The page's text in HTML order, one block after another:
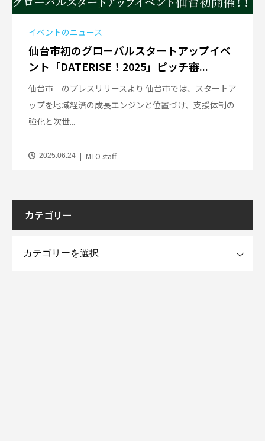
イベントのニュース
仙台市初のグローバルスタートアップイベ
ント「DATERISE！2025」ピッチ審...
仙台市 のプレスリリースより 仙台市では、スタートア
ップを地域経済の成長エンジンと位置づけ、支援体制の
強化と次世...
2025.06.24 MTO staff
カテゴリー